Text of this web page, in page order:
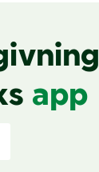
app